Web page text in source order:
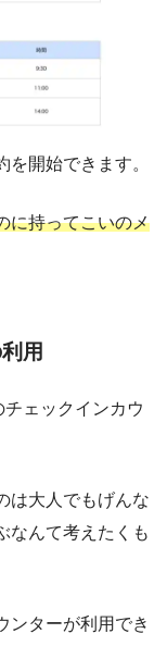
開始できます。
に持ってこいのメ
用
ェックインカウ
は大人でもげんな
なんて考えたくも
ンターが利用でき